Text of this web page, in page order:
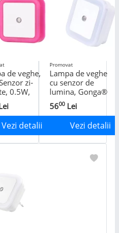
de veghe,
zi-
0.5W,
Vezi detalii
Promovat
Lampa de veghe
cu senzor de
lumina, Gonga®
Alb
5600Lei
Vezi detalii